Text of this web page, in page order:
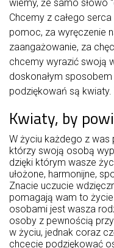
wiemy, że samo słowo
Chcemy z całego
pomoc, za wyręczenie
zaangażowanie, za
chcemy wyrazić swoją
doskonałym
podziękowań są kwiaty.
Kwiaty, by
W życiu każdego z was
którzy swoją osobą
dzięki którym wasze
ułożone, harmonijne,
Znacie uczucie
pomagają wam to
osobami jest wasza
osoby z pewnością
w życiu, jednak coraz
chcecie podziękować